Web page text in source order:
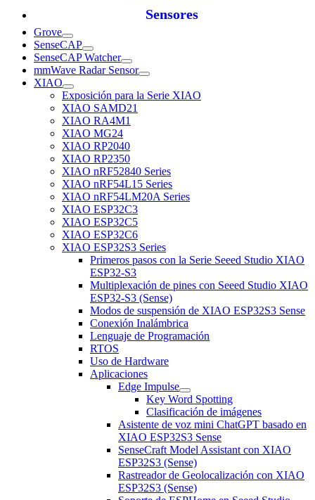
Sensores
Grove
SenseCAP
SenseCAP Watcher
mmWave Radar Sensor
XIAO
Exposición para la Serie XIAO
XIAO SAMD21
XIAO RA4M1
XIAO MG24
XIAO RP2040
XIAO RP2350
XIAO nRF52840 Series
XIAO nRF54L15 Series
XIAO nRF54LM20A Series
XIAO ESP32C3
XIAO ESP32C5
XIAO ESP32C6
XIAO ESP32S3 Series
Primeros pasos con la Serie Seeed Studio XIAO
ESP32-S3
Multiplexación de pines con Seeed Studio XIAO
ESP32-S3 (Sense)
Modos de suspensión de XIAO ESP32S3 Sense
Conexión Inalámbrica
Lenguaje de Programación
RTOS
Uso de Hardware
Aplicaciones
Edge Impulse
Key Word Spotting
Clasificación de imágenes
Asistente de voz mini ChatGPT basado en
XIAO ESP32S3 Sense
SenseCraft Model Assistant con XIAO
ESP32S3 (Sense)
Rastreador de Geolocalización con XIAO
ESP32S3 (Sense)